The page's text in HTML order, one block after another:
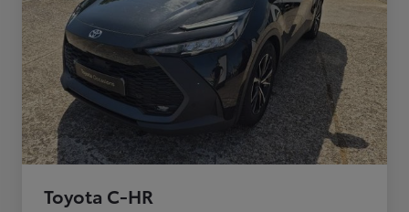
Toyota C-HR